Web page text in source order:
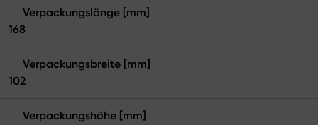
Verpackungslänge [mm]
168
Verpackungsbreite [mm]
102
Verpackungshöhe [mm]